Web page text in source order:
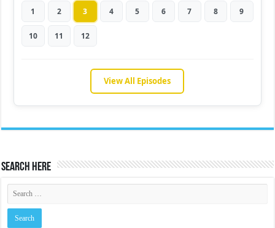
1 2 3 4 5 6 7 8 9
10 11 12
View All Episodes
Search Here